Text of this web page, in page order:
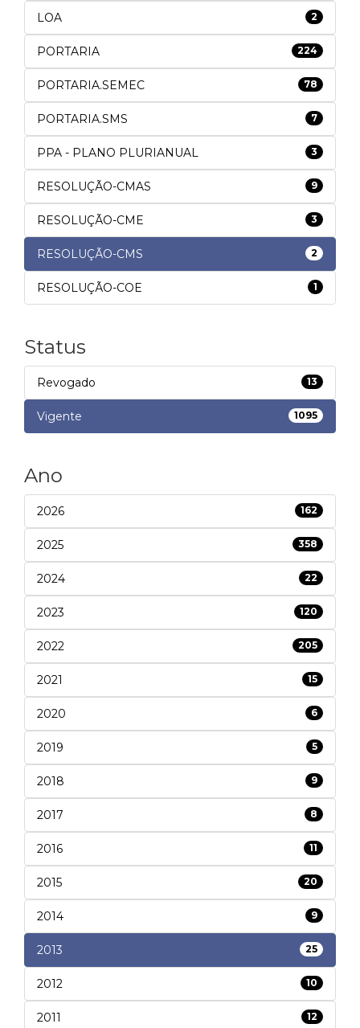
LOA 2
PORTARIA 224
PORTARIA.SEMEC 78
PORTARIA.SMS 7
PPA - PLANO PLURIANUAL 3
RESOLUÇÃO-CMAS 9
RESOLUÇÃO-CME 3
RESOLUÇÃO-CMS 2
RESOLUÇÃO-COE 1
Status
Revogado 13
Vigente 1095
Ano
2026 162
2025 358
2024 22
2023 120
2022 205
2021 15
2020 6
2019 5
2018 9
2017 8
2016 11
2015 20
2014 9
2013 25
2012 10
2011 12